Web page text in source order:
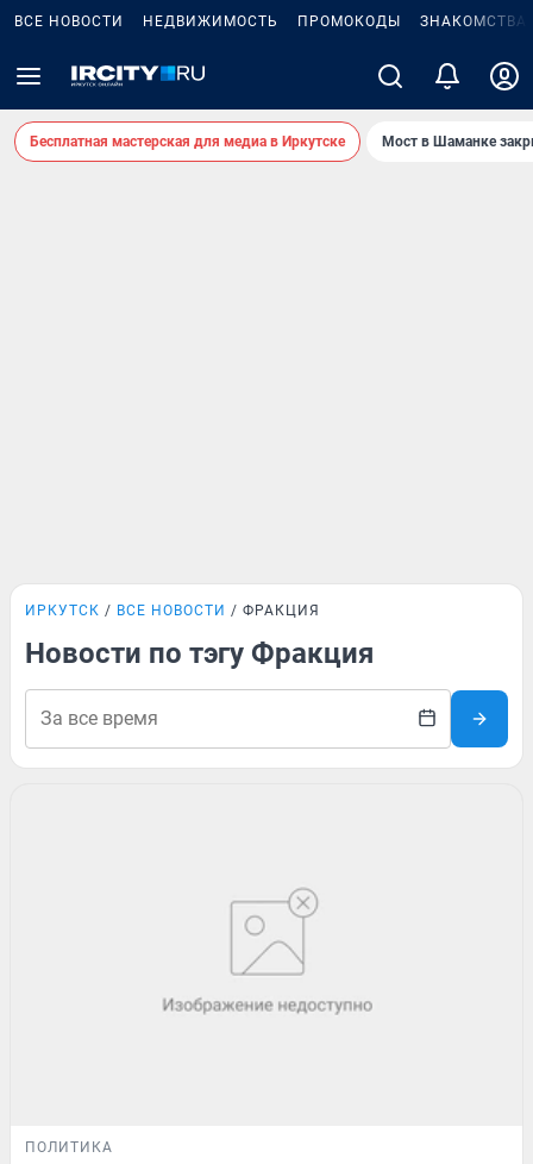
ВСЕ НОВОСТИ НЕДВИЖИМОСТЬ ПРОМОКОДЫ ЗНАКОМСТВА
Бесплатная мастерская для медиа в Иркутске Мост в Шаманке
ИРКУТСК ВСЕ НОВОСТИ ФРАКЦИЯ
Новости по тэгу Фракция
ПОЛИТИКА